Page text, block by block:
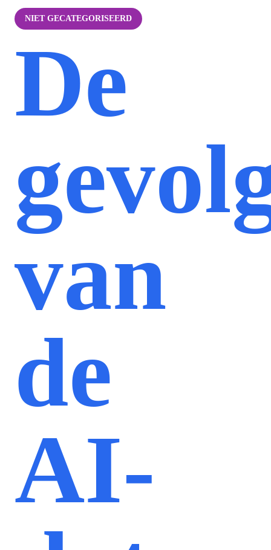
NIET GECATEGORISEERD
De
van
de
AI-